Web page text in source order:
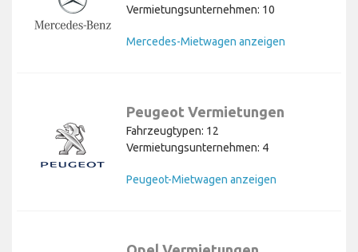
Vermietungsunternehmen: 10
Mercedes-Mietwagen anzeigen
Peugeot Vermietungen
Fahrzeugtypen: 12
Vermietungsunternehmen: 4
Peugeot-Mietwagen anzeigen